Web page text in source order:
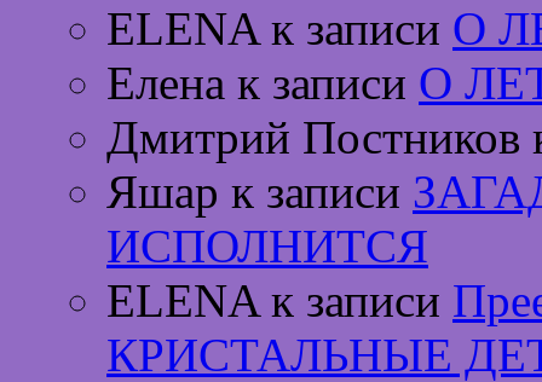
ELENA к записи О
Елена к записи О
Дмитрий Постников
Яшар к записи
ИСПОЛНИТСЯ
ELENA к записи
КРИСТАЛЬНЫЕ